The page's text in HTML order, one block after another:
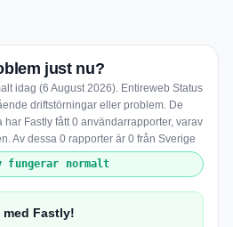
just nu?
idag (6 August 2026). Entireweb Status
driftstörningar eller problem. De
har Fastly fått 0 användarrapporter, varav
Av dessa 0 rapporter är 0 från Sverige
fungerar normalt
Fastly!